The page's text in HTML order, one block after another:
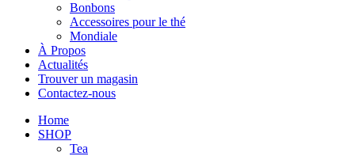
Bonbons
Accessoires pour le thé
Mondiale
À Propos
Actualités
Trouver un magasin
Contactez-nous
Home
SHOP
Tea